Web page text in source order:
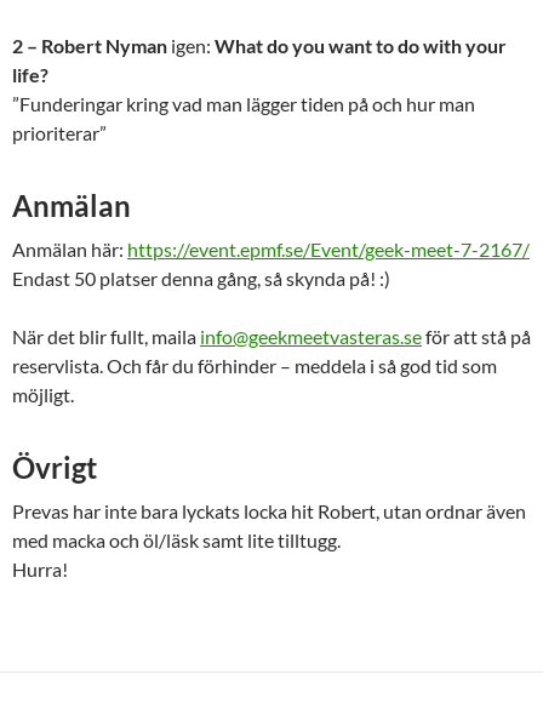
2 – Robert Nyman igen: What do you want to do with your
life?
”Funderingar kring vad man lägger tiden på och hur man
prioriterar”
Anmälan
Anmälan här: https://event.epmf.se/Event/geek-meet-7-2167/
Endast 50 platser denna gång, så skynda på! :)
När det blir fullt, maila info@geekmeetvasteras.seför att stå på
reservlista. Och får du förhinder – meddela i så god tid som
möjligt.
Övrigt
Prevas har inte bara lyckats locka hit Robert, utan ordnar även
med macka och öl/läsk samt lite tilltugg.
Hurra!